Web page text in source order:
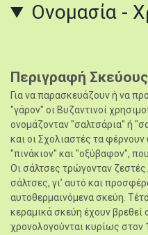
Ονομασία -
Περιγραφή
Για να παρασκευάζουν ή να
"γάρον" οι Βυζαντινοί
ονομάζονταν "σαλτσάρια" ή
και οι Σχολιαστές τα
"πινάκιον" και "οξύβαφον",
Οι σάλτσες τρώγονταν
σάλτσες, γι’ αυτό και
αυτοθερμαινόμενα σκεύη.
κεραμικά σκεύη έχουν
χρονολογούνται κυρίως στον